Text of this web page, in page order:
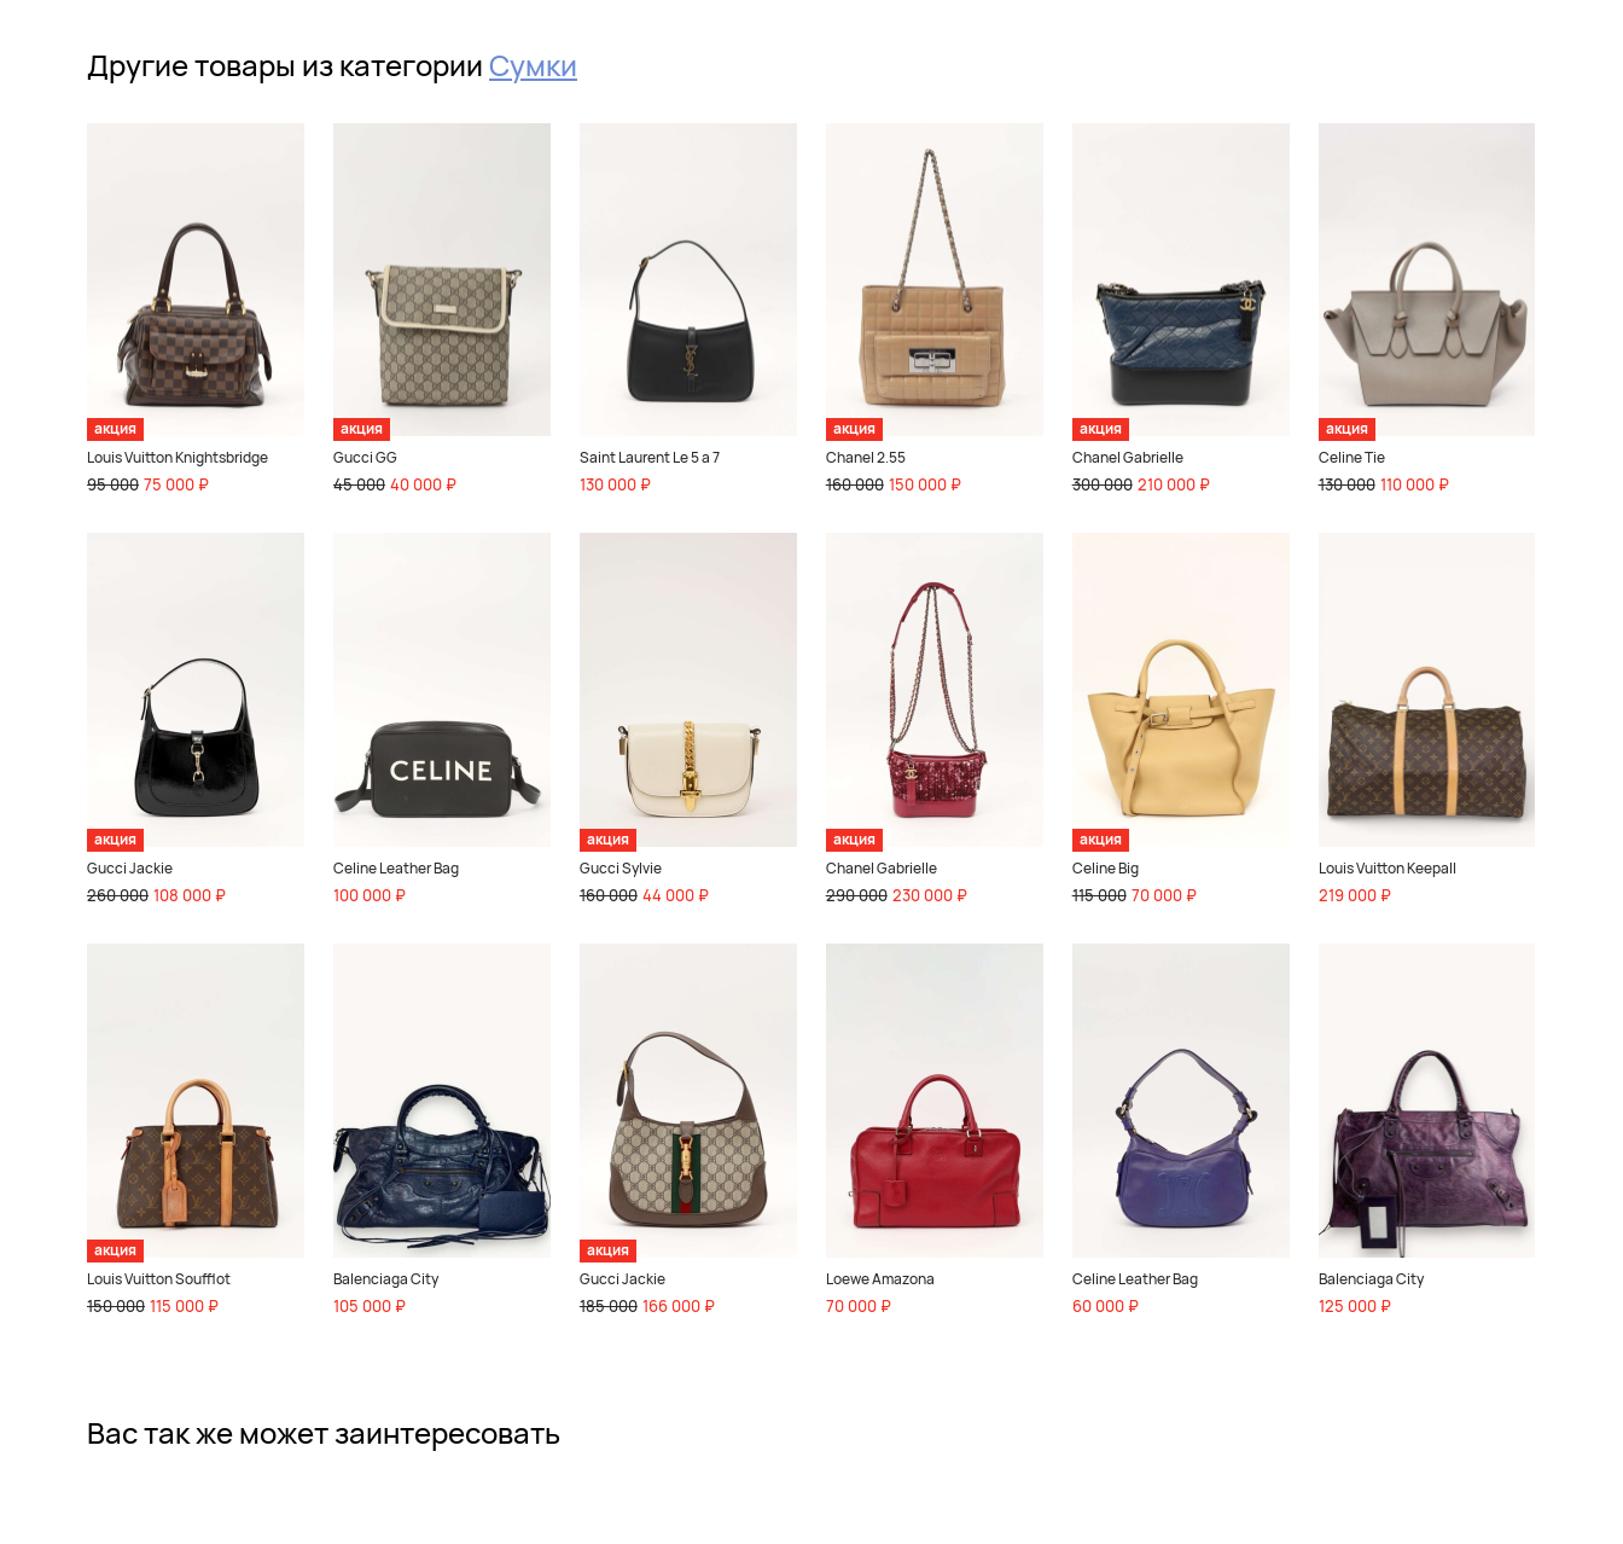
Другие товары из категорииСумки
акция
Louis Vuitton Knightsbridge
95 000 75 000 ₽
акция
Gucci GG
45 000 40 000 ₽
Saint Laurent Le 5 a 7
130 000 ₽
акция
Chanel 2.55
160 000 150 000 ₽
акция
Chanel Gabrielle
300 000 210 000 ₽
акция
Celine Tie
130 000 110 000 ₽
акция
Gucci Jackie
260 000 108 000 ₽
Celine Leather Bag
100 000 ₽
акция
Gucci Sylvie
160 000 44 000 ₽
акция
Chanel Gabrielle
290 000 230 000 ₽
акция
Celine Big
115 000 70 000 ₽
Louis Vuitton Keepall
219 000 ₽
акция
Louis Vuitton Soufflot
150 000 115 000 ₽
Balenciaga City
105 000 ₽
акция
Gucci Jackie
185 000 166 000 ₽
Loewe Amazona
70 000 ₽
Celine Leather Bag
60 000 ₽
Balenciaga City
125 000 ₽
Вас так же может заинтересовать